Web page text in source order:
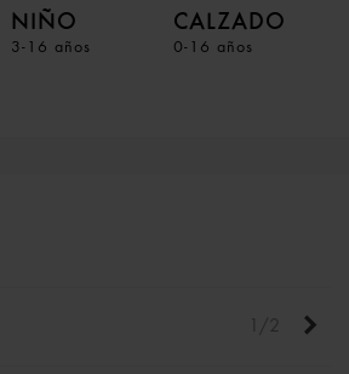
NIÑO
3-16 años
CALZADO
0-16 años
1/2